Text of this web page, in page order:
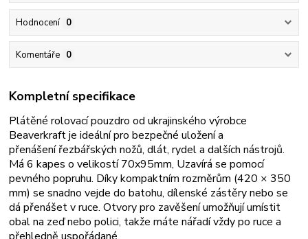
Hodnocení 0
Komentáře 0
Kompletní specifikace
Plátěné rolovací pouzdro od ukrajinského výrobce
Beaverkraft je ideální pro bezpečné uložení a
přenášenířezbářských nožů, dlát, rydel a dalších nástrojů.
Má 6 kapes o velikostí 70x95mm, Uzavírá se pomocí
pevného popruhu. Díky kompaktním rozměrům (420 × 350
mm) se snadno vejde do batohu, dílenské zástěry nebo se
dá přenášet v ruce. Otvory pro zavěšení umožňují umístit
obal na zeď nebo polici, takže máte nářadí vždy po ruce a
přehledně uspořádané.